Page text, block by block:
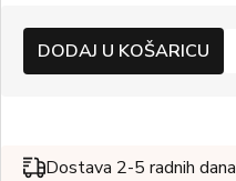
DODAJ U KOŠARICU
Dostava 2-5 radnih dana